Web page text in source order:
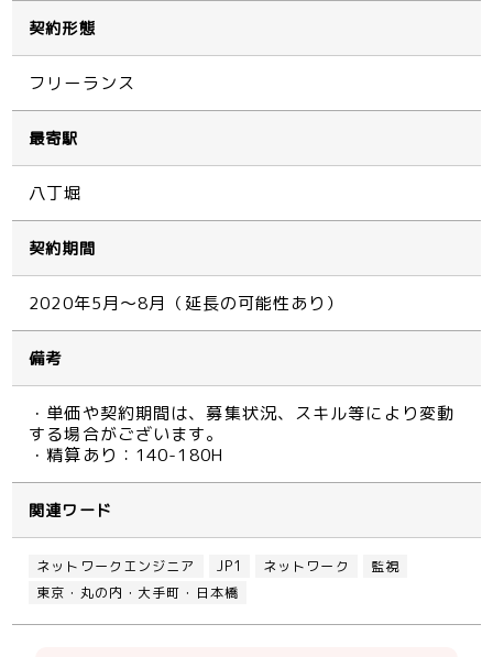
契約形態
フリーランス
最寄駅
八丁堀
契約期間
2020年5月～8月（延長の可能性あり）
備考
・単価や契約期間は、募集状況、スキル等により変動
する場合がございます。
・精算あり：140-180H
関連ワード
ネットワークエンジニア JP1 ネットワーク
監視
東京・丸の内・大手町・日本橋